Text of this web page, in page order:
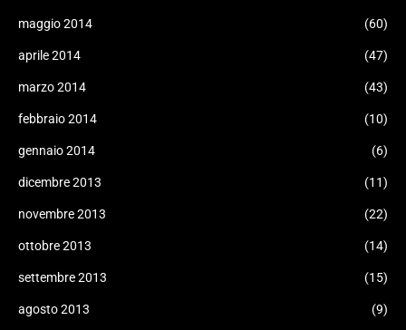
maggio 2014 (60)
aprile 2014 (47)
marzo 2014 (43)
febbraio 2014 (10)
gennaio 2014 (6)
dicembre 2013 (11)
novembre 2013 (22)
ottobre 2013 (14)
settembre 2013 (15)
agosto 2013 (9)